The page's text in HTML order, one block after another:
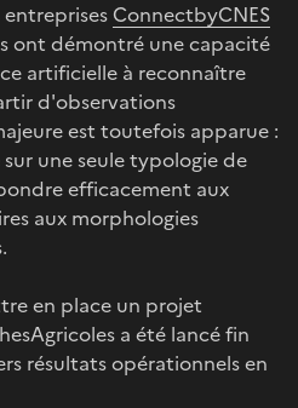
ConnectbyCNES
ont démontré une capacité
artificielle à reconnaître
d'observations
est toutefois apparue :
une seule typologie de
efficacement aux
aux morphologies
en place un projet
a été lancé fin
résultats opérationnels en